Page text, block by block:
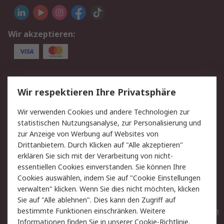
Wir akzeptieren:
Service
Value Added Services
Lieferlösungen
Rücksendungen
Kontakt
Hilfe
Privatkunden
Rechtliches
AGB
Datenschutz
Cookie-Richtlinie
Zahlungsbedingungen
Copyright/Impressum
Entsorgung
Elektrogeräte/Batterien
Wir respektieren Ihre Privatsphäre
Wir verwenden Cookies und andere Technologien zur
statistischen Nutzungsanalyse, zur Personalisierung und
zur Anzeige von Werbung auf Websites von
Drittanbietern. Durch Klicken auf "Alle akzeptieren"
erklären Sie sich mit der Verarbeitung von nicht-
essentiellen Cookies einverstanden. Sie können Ihre
Cookies auswählen, indem Sie auf "Cookie Einstellungen
verwalten" klicken. Wenn Sie dies nicht möchten, klicken
Sie auf "Alle ablehnen". Dies kann den Zugriff auf
bestimmte Funktionen einschränken. Weitere
Informationen finden Sie in unsererCookie-Richtlinie.